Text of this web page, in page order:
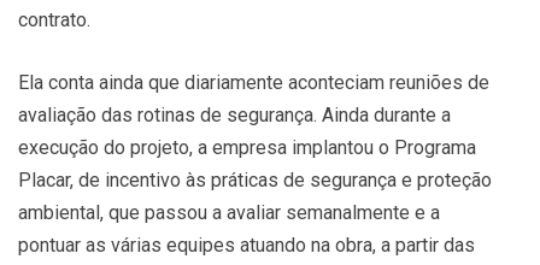
contrato.
Ela conta ainda que diariamente aconteciam reuniões de
avaliação das rotinas de segurança. Ainda durante a
execução do projeto, a empresa implantou o Programa
Placar, de incentivo às práticas de segurança e proteção
ambiental, que passou a avaliar semanalmente e a
pontuar as várias equipes atuando na obra, a partir das